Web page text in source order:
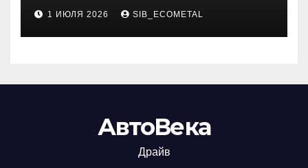
1 ИЮЛЯ 2026 SIB_ECOMETAL
АвтоВека
Драйв